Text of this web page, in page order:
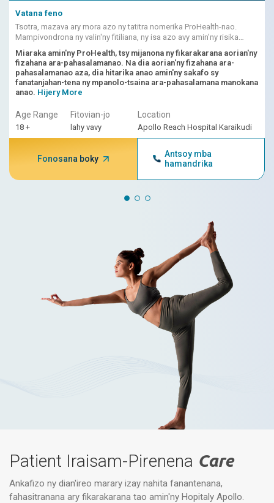
Vatana feno
Tsotra, mazava ary mora azo ny tatitra nomerika ProHealth-nao.
Mampivondrona ny valin'ny fitiliana, ny isa azo avy amin'ny risika
Miaraka amin'ny ProHealth, tsy mijanona ny fikarakarana aorian'ny
fizahana ara-pahasalamanao. Na dia aorian'ny fizahana ara-
pahasalamanao aza, dia hitarika anao amin'ny sakafo sy
fanatanjahan-tena ny mpanolo-tsaina ara-pahasalamana manokana
anao. Hijery More
Age Range
18 +
Fitovian-jo
lahy vavy
Location
Apollo Reach Hospital Karaikudi
Fonosana boky
Antsoy mba
hamandrika
Patient Iraisam-Pirenena Care
Ankafizo ny dian'ireo marary izay nahita fanantenana,
fahasitranana ary fikarakarana tao amin'ny Hopitaly Apollo.